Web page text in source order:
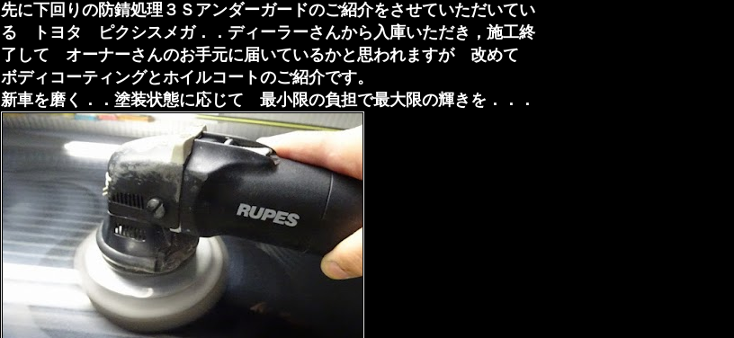
先に下回りの防錆処理３Ｓアンダーガードのご紹介をさせていただいてい
る トヨタ ピクシスメガ．．ディーラーさんから入庫いただき，施工終
了して オーナーさんのお手元に届いているかと思われますが 改めて
ボディコーティングとホイルコートのご紹介です。
新車を磨く．．塗装状態に応じて 最小限の負担で最大限の輝きを．．．